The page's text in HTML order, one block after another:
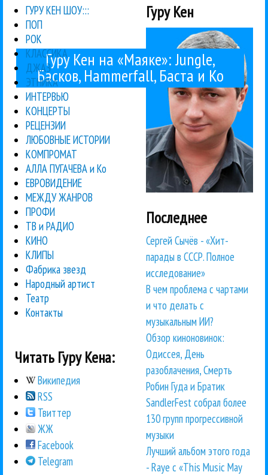
Гуру Кен на «Маяке»: Jungle,
Басков, Hammerfall, Баста и Ко
ГУРУ КЕН ШОУ:::
ПОП
РОК
КЛАССИКА
ДЖАЗ
ЭТНИКА
ИНТЕРВЬЮ
КОНЦЕРТЫ
РЕЦЕНЗИИ
ЛЮБОВНЫЕ ИСТОРИИ
КОМПРОМАТ
АЛЛА ПУГАЧЕВА и Ко
ЕВРОВИДЕНИЕ
МЕЖДУ ЖАНРОВ
ПРОФИ
ТВ и РАДИО
КИНО
КЛИПЫ
Фабрика звезд
Народный артист
Театр
Контакты
Читать Гуру Кена:
Википедия
RSS
Твиттер
ЖЖ
Facebook
Telegram
Гуру Кен
Последнее
Сергей Сычёв - «Хит-
парады в СССР. Полное
исследование»
В чем проблема с чартами
и что делать с
музыкальным ИИ?
Обзор киноновинок:
Одиссея, День
разоблачения, Смерть
Робин Гуда и Братик
SandlerFest собрал более
130 групп прогрессивной
музыки
Лучший альбом этого года
- Raye с «This Music May